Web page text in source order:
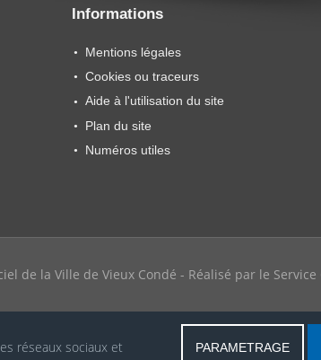
Informations
Mentions légales
Cookies ou traceurs
Aide à l'utilisation du site
Plan du site
Numéros utiles
de la Ville de Vieux Condé - Réalisé par le Service
réseaux sociaux et
PARAMETRAGE